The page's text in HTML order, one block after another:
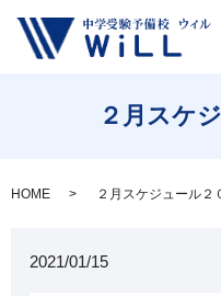
２月スケ
HOME ２月スケジュール２
2021/01/15